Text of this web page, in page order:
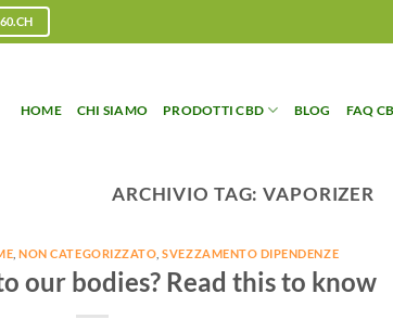
HOME CHI SIAMO PRODOTTI CBD BLOG FAQ
ARCHIVIO TAG:VAPORIZER
,NON CATEGORIZZATO ,SVEZZAMENTO DIPENDENZE
our bodies? Read this to know